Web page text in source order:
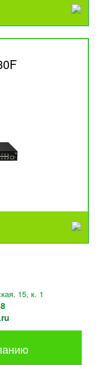
15, к. 1